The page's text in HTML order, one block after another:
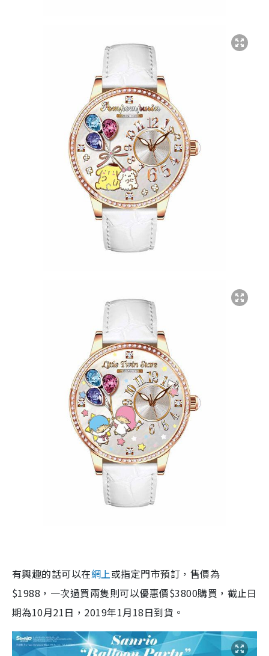
有興趣的話可以在網上或指定門市預訂，售價為
$1988， 一次過買兩隻則可以優惠價$3800購買，截止日
期為10月21日， 2019年1月18日到貨。